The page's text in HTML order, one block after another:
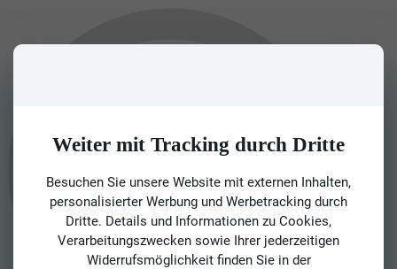
Weiter mit Tracking durch Dritte
Besuchen Sie unsere Website mit externen Inhalten,
personalisierter Werbung und Werbetracking durch
Dritte. Details und Informationen zu Cookies,
Verarbeitungszwecken sowie Ihrer jederzeitigen
Widerrufsmöglichkeit finden Sie in der